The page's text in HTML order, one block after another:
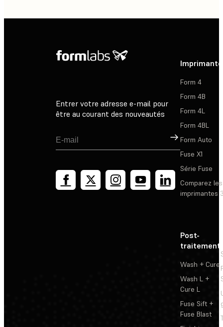
Entrer votre adresse e-mail pour
être au courant des nouveautés
Inscription
Form 4
Form 4B
Form 4L
Form 4BL
Form Auto
Fuse X1
Série Fuse
Comparez les
imprimantes
Post-
traitement
Wash + Cure
Wash L +
Cure L
Fuse Sift +
Fuse Blast